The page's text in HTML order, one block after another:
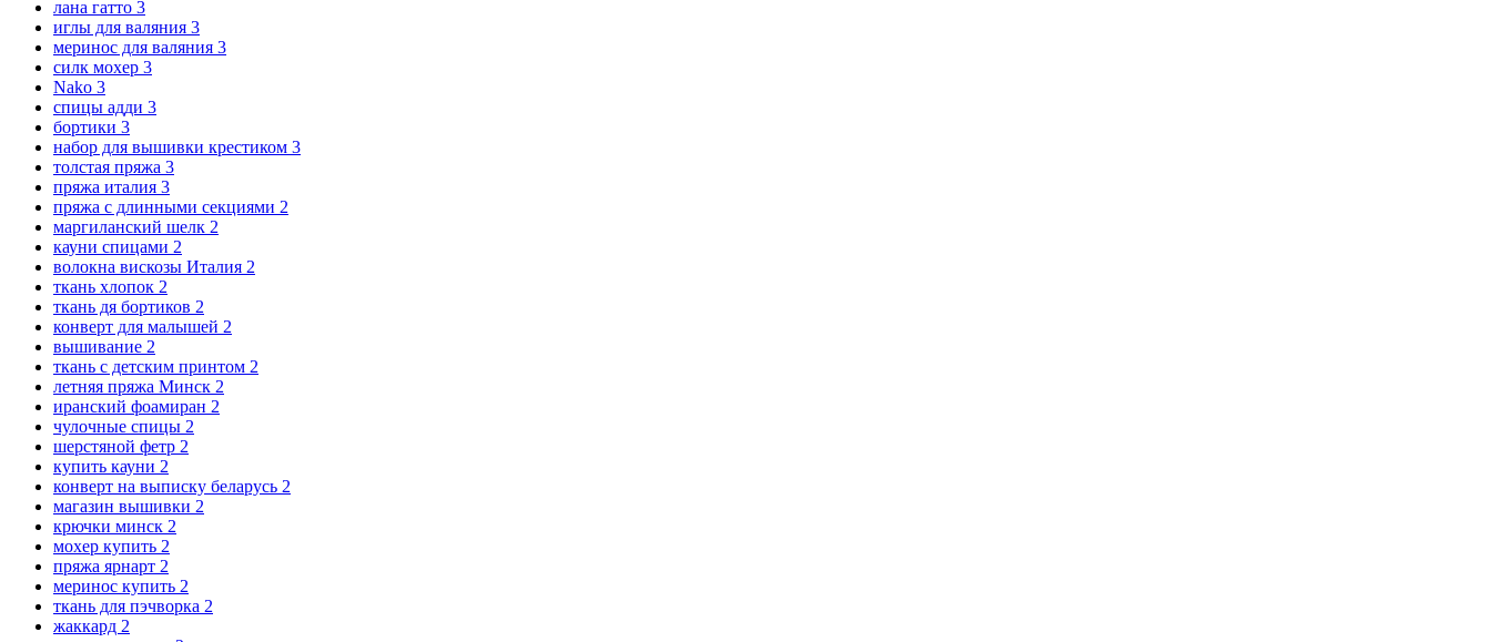
лана гатто 3
иглы для валяния 3
меринос для валяния 3
силк мохер 3
Nako 3
спицы адди 3
бортики 3
набор для вышивки крестиком 3
толстая пряжа 3
пряжа италия 3
пряжа с длинными секциями 2
маргиланский шелк 2
кауни спицами 2
волокна вискозы Италия 2
ткань хлопок 2
ткань дя бортиков 2
конверт для малышей 2
вышивание 2
ткань с детским принтом 2
летняя пряжа Минск 2
иранский фоамиран 2
чулочные спицы 2
шерстяной фетр 2
купить кауни 2
конверт на выписку беларусь 2
магазин вышивки 2
крючки минск 2
мохер купить 2
пряжа ярнарт 2
меринос купить 2
ткань для пэчворка 2
жаккард 2